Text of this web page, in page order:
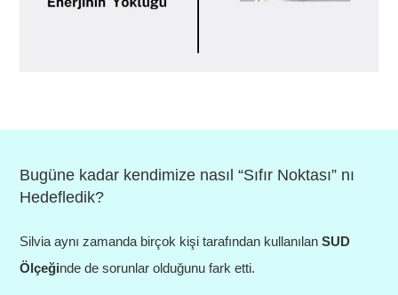
Bugüne kadar kendimize nasıl “Sıfır Noktası” nı
Hedefledik?
Silvia aynı zamanda birçok kişi tarafından kullanılanSUD
Ölçeğinde de sorunlar olduğunu fark etti.